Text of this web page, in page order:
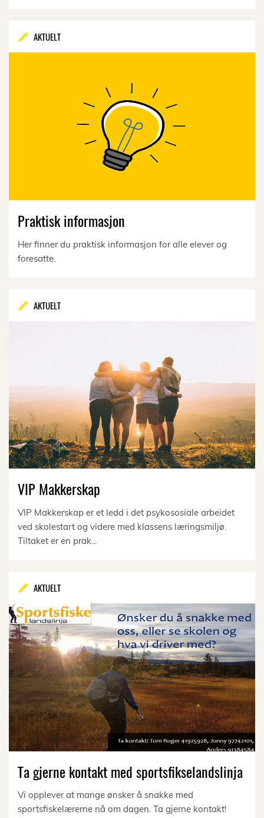
AKTUELT
Praktisk informasjon
Her finner du praktisk informasjon for alle elever og
foresatte.
AKTUELT
VIP Makkerskap
VIP Makkerskap er et ledd i det psykososiale arbeidet
ved skolestart og videre med klassens læringsmiljø.
Tiltaket er en prak...
AKTUELT
Ta gjerne kontakt med sportsfikselandslinja
Vi opplever at mange ønsker å snakke med
sportsfiskelærerne nå om dagen. Ta gjerne kontakt!